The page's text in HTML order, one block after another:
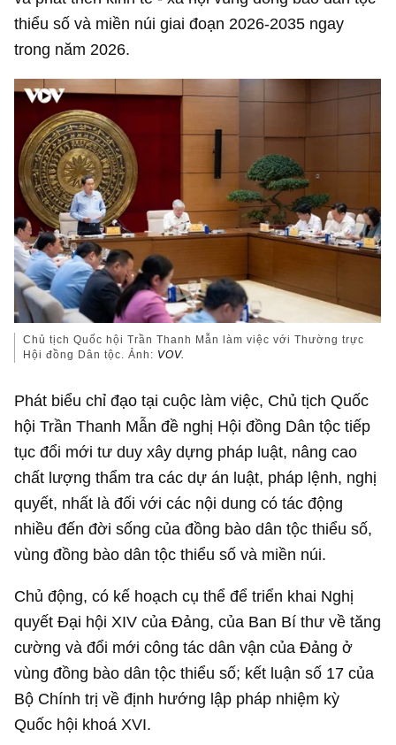
thiểu số và miền núi giai đoạn 2026-2035 ngay
trong năm 2026.
Chủ tịch Quốc hội Trần Thanh Mẫn làm việc với Thường trực
Hội đồng Dân tộc. Ảnh: VOV.
Phát biểu chỉ đạo tại cuộc làm việc, Chủ tịch Quốc
hội Trần Thanh Mẫn đề nghị Hội đồng Dân tộc tiếp
tục đổi mới tư duy xây dựng pháp luật, nâng cao
chất lượng thẩm tra các dự án luật, pháp lệnh, nghị
quyết, nhất là đối với các nội dung có tác động
nhiều đến đời sống của đồng bào dân tộc thiểu số,
vùng đồng bào dân tộc thiểu số và miền núi.
Chủ động, có kế hoạch cụ thể để triển khai Nghị
quyết Đại hội XIV của Đảng, của Ban Bí thư về tăng
cường và đổi mới công tác dân vận của Đảng ở
vùng đồng bào dân tộc thiểu số; kết luận số 17 của
Bộ Chính trị về định hướng lập pháp nhiệm kỳ
Quốc hội khoá XVI.